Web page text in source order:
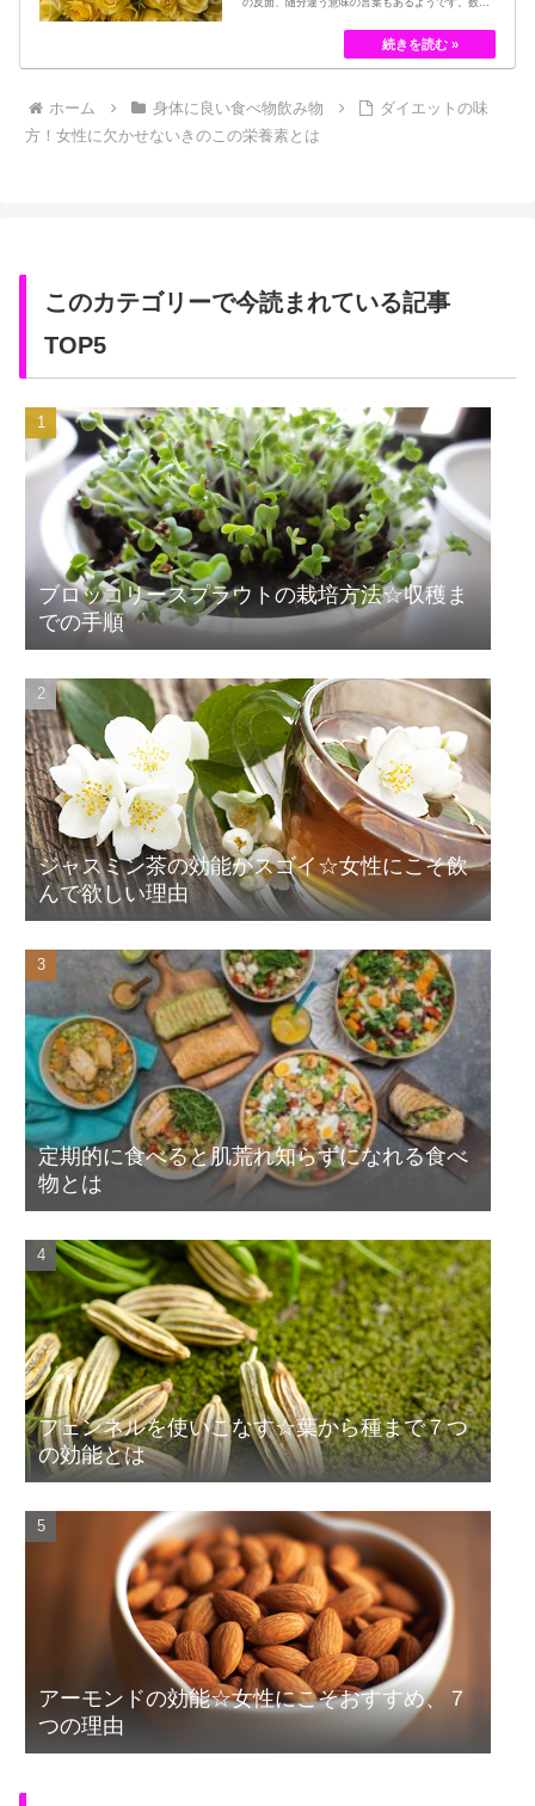
ローズである「ハイブリット・ティー」の中には、
黄色のバラというのは、存在していませんでした。
しかし、フランスの園芸家ジョセフ・ペルネ＝デ…
ホーム 身体に良い食べ物飲み物
ダイエットの味
方！女性に欠かせないきのこの栄養素とは
このカテゴリーで今読まれている記事
TOP5
ブロッコリースプラウトの栽培方法☆収穫ま
での手順
ジャスミン茶の効能がスゴイ☆女性にこそ飲
んで欲しい理由
定期的に食べると肌荒れ知らずになれる食べ
物とは
フェンネルを使いこなす☆葉から種まで７つ
の効能とは
アーモンドの効能☆女性にこそおすすめ、７
つの理由